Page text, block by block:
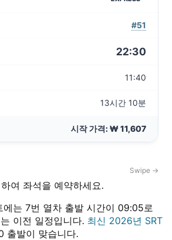
#51
22:30
11:40
13시간 10분
시작 가격: ₩ 11,607
여 좌석을 예약하세요.
는 7번 열차 출발 시간이 09:05로
이전 일정입니다. 최신 2026년 SRT
출발이 맞습니다.